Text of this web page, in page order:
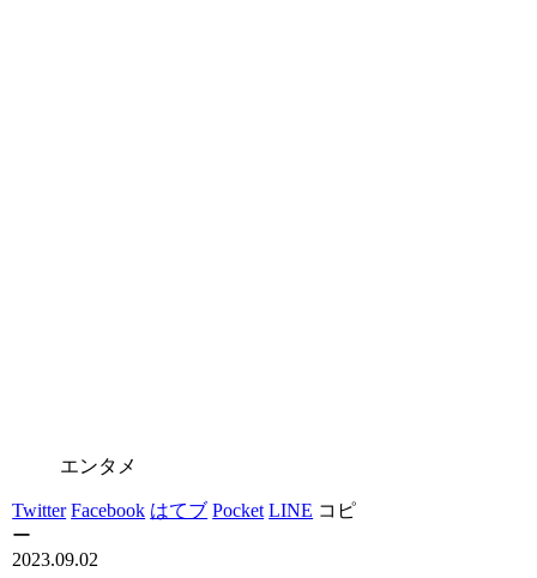
エンタメ
Twitter Facebook はてブ Pocket LINE コピ
ー
2023.09.02